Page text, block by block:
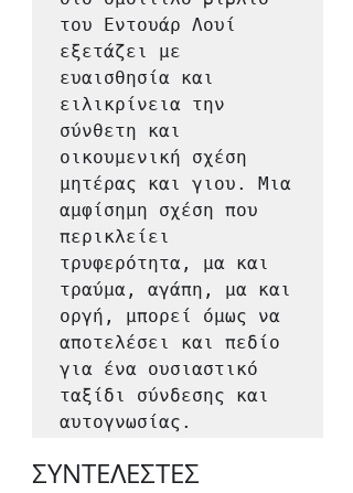
του Εντουάρ Λουί
εξετάζει με
ευαισθησία και
ειλικρίνεια την
σύνθετη και
οικουμενική σχέση
μητέρας και γιου. Μια
αμφίσημη σχέση που
περικλείει
τρυφερότητα, μα και
τραύμα, αγάπη, μα και
οργή, μπορεί όμως να
αποτελέσει και πεδίο
για ένα ουσιαστικό
ταξίδι σύνδεσης και
αυτογνωσίας.
ΣΥΝΤΕΛΕΣΤΕΣ